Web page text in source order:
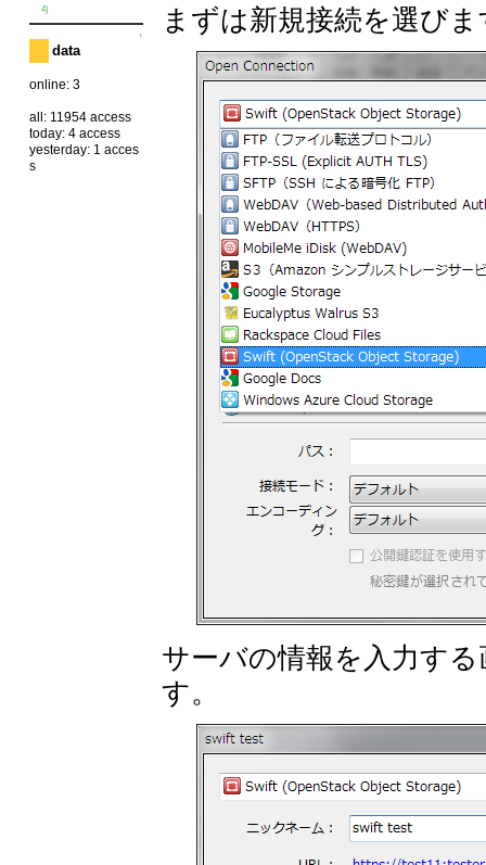
4)
↑
data
online: 3
all: 11954 access
today: 4 access
yesterday: 1 acces
s
まずは新規接続を選び
サーバの情報を入力す
す。